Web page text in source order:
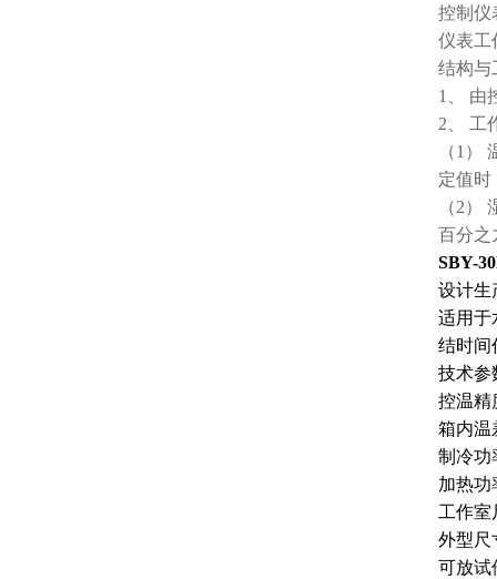
控制仪
仪表工
结构与
1、 由
2、 工
（1）
定值时
（2）
百分之
SBY-
设计生
适用于
结时间
技术参
控温精
箱内温
制冷功
加热功
工作室
外型尺
可放试